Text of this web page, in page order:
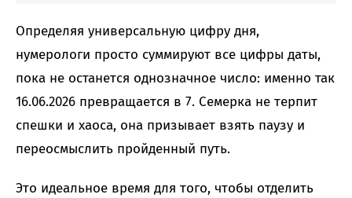
Определяя универсальную цифру дня,
нумерологи просто суммируют все цифры даты,
пока не останется однозначное число: именно так
16.06.2026 превращается в 7. Семерка не терпит
спешки и хаоса, она призывает взять паузу и
переосмыслить пройденный путь.
Это идеальное время для того, чтобы отделить